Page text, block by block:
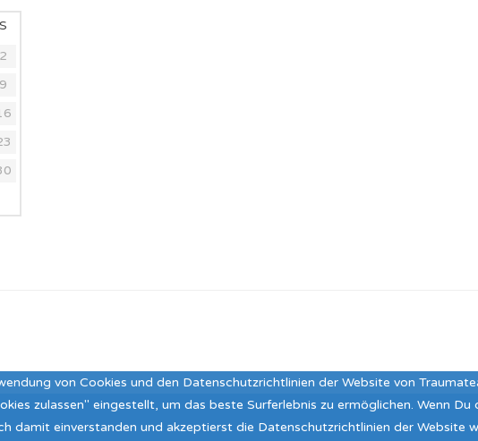
S
2
9
von Cookies und den Datenschutzrichtlinien der Website von
zulassen" eingestellt, um das beste Surferlebnis zu ermöglichen. Wenn
damit einverstanden und akzeptierst die Datenschutzrichtlinien der Website